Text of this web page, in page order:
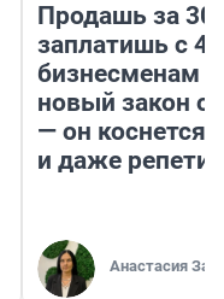
Продашь за
заплатишь с
бизнесменам
новый закон о
— он коснется
и даже
Анастасия